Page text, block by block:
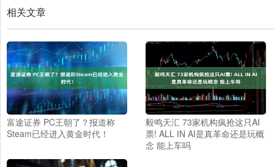
相关文章
富途证券 PC王朝了？报道称
Steam已经进入黄金时代！
毅鸣天汇 73家机构疯抢这只AI
票! ALL IN AI是真革命还是玩概
念 能上车吗